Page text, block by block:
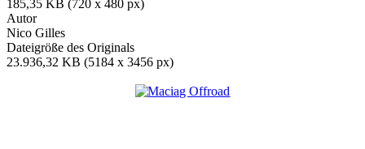
185,35 KB (720 x 480 px)
Autor
Nico Gilles
Dateigröße des Originals
23.936,32 KB (5184 x 3456 px)